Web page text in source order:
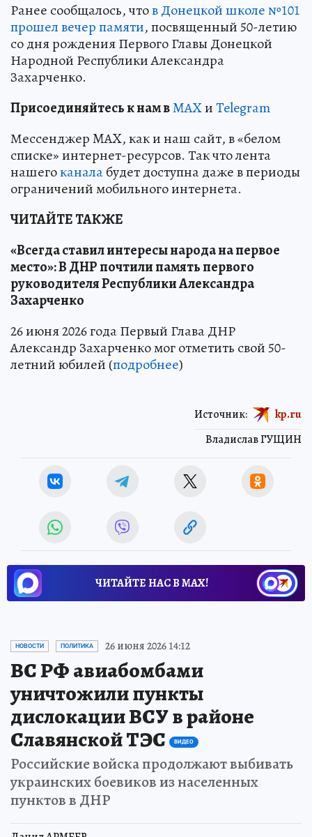
Ранее сообщалось, чтов Донецкой школе №101
прошел вечер памяти, посвященный 50-летию
со дня рождения Первого Главы Донецкой
Народной Республики Александра
Захарченко.
Присоединяйтесь к нам вMAXиTelegram
Мессенджер MAX, как и наш сайт, в «белом
списке» интернет-ресурсов. Так что лента
нашегоканалабудет доступна даже в периоды
ограничений мобильного интернета.
ЧИТАЙТЕ ТАКЖЕ
«Всегда ставил интересы народа на первое
место»: В ДНР почтили память первого
руководителя Республики Александра
Захарченко
26 июня 2026 года Первый Глава ДНР
Александр Захарченко мог отметить свой 50-
летний юбилей (подробнее)
Владислав ГУЩИН
Источник: kp.ru
ЧИТАЙТЕ НАС В МАХ!
НОВОСТИ ПОЛИТИКА 26 июня 2026 14:12
ВС РФ авиабомбами
уничтожили пункты
дислокации ВСУ в районе
Славянской ТЭС
ВИДЕО
Российские войска продолжают выбивать
украинских боевиков из населенных
пунктов в ДНР